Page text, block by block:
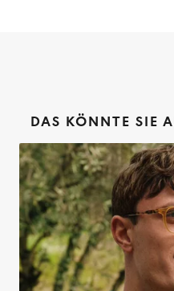
DAS KÖNNTE SIE